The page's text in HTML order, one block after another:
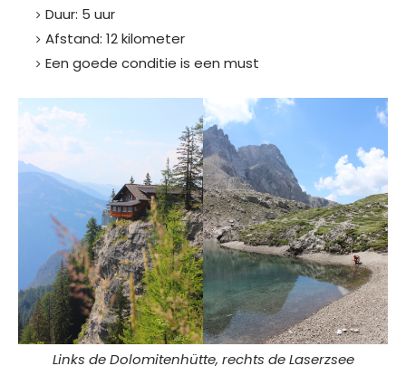
Duur: 5 uur
Afstand: 12 kilometer
Een goede conditie is een must
Links deDolomitenhütte, rechts de Laserzsee